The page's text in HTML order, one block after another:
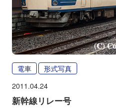
電車 形式写真
2011.04.24
新幹線リレー号